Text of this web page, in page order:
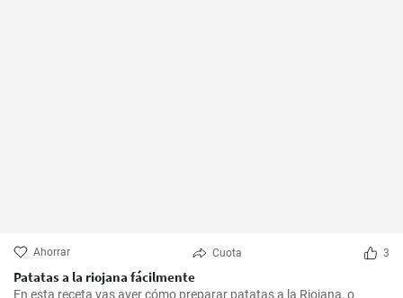
Ahorrar Cuota 3
Patatas a la riojana fácilmente
En esta receta vas aver cómo preparar patatas a la Riojana, o